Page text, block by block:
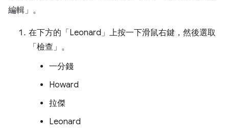
編輯」 。
在下方的「Leonard」 上按一下滑鼠右鍵，然後選取
「檢查」 。
一分錢
Howard
拉傑
Leonard